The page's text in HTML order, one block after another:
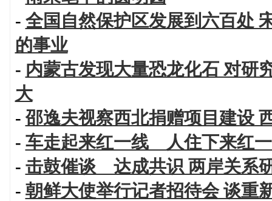
- 全国自然保护区发展到六百处
的事业
- 内蒙古发现大量恐龙化石 对研
大
-邵逸夫视察西北捐赠项目建设
- 车走起来红一线 人住下来红
- 击鼓催谈 达成共识 两岸关系
- 朝鲜大使举行记者招待会 谈重